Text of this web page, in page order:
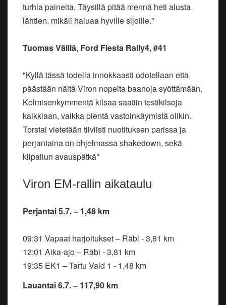
turhia paineita. Täysillä pitää mennä heti alusta
lähtien, mikäli haluaa hyville sijoille."
Tuomas Välilä, Ford Fiesta Rally4, #41
"Kyllä tässä todella innokkaasti odotellaan että
päästään näitä Viron nopeita baanoja syöttämään.
Kolmisenkymmentä kilsaa saatiin testikilsoja
kaikkiaan, vaikka pientä vastoinkäymistä olikin.
Torstai vietetään tiiviisti nuotituksen parissa ja
perjantaina on ohjelmassa shakedown, sekä
kilpailun avauspätkä"
Viron EM-rallin aikataulu
Perjantai 5.7. – 1,48 km
09:31 Vapaat harjoitukset – Räbi - 3,81 km
12:01 Aika-ajo – Räbi - 3,81 km
19:35 EK1 – Tartu Vald 1 - 1,48 km
Lauantai 6.7. – 117,90 km